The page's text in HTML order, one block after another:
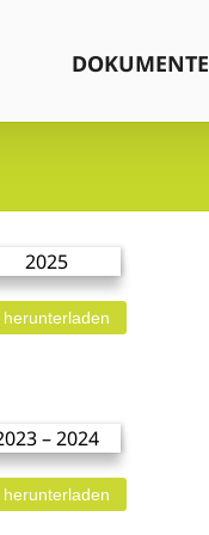
DOKUMENTE
herunterladen
herunterladen